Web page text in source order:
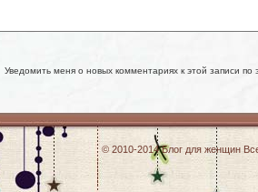
Уведомить меня о новых комментариях к этой записи по
© 2010-2014Блог для женщин